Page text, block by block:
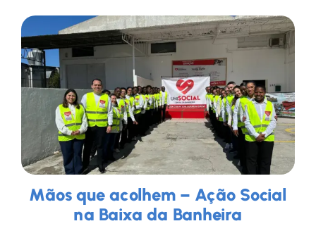
Mãos que acolhem – Ação Social
na Baixa da Banheira